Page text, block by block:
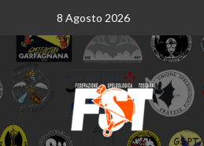
content
8 Agosto 2026